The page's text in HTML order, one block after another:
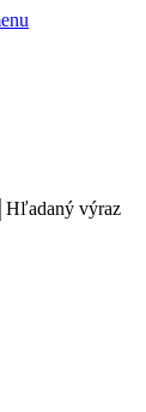
Hľadaný výraz